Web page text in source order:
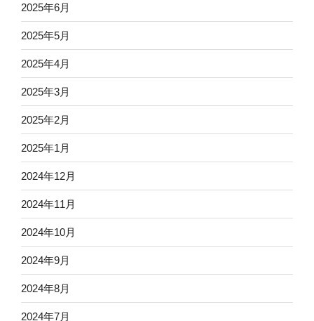
2025年6月
2025年5月
2025年4月
2025年3月
2025年2月
2025年1月
2024年12月
2024年11月
2024年10月
2024年9月
2024年8月
2024年7月